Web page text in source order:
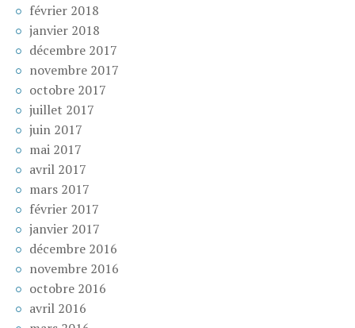
février 2018
janvier 2018
décembre 2017
novembre 2017
octobre 2017
juillet 2017
juin 2017
mai 2017
avril 2017
mars 2017
février 2017
janvier 2017
décembre 2016
novembre 2016
octobre 2016
avril 2016